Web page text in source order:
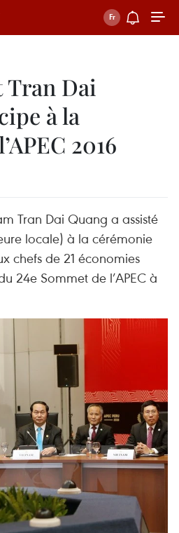
Tran Dai
à la
2016
Tran Dai Quang a assisté
locale) à la cérémonie
chefs de 21 économies
24e Sommet de l’APEC à